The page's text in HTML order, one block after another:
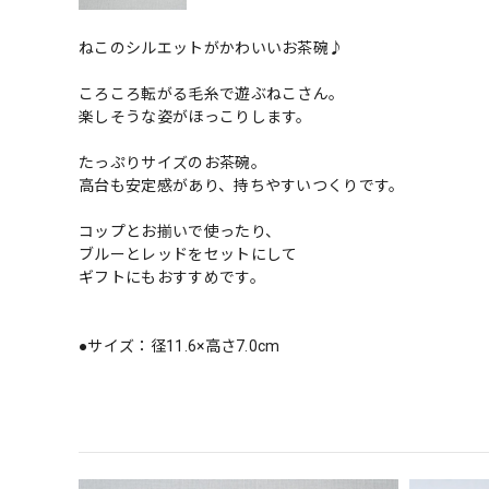
ねこのシルエットがかわいいお茶碗♪
ころころ転がる毛糸で遊ぶねこさん。
楽しそうな姿がほっこりします。
たっぷりサイズのお茶碗。
高台も安定感があり、持ちやすいつくりです。
コップとお揃いで使ったり、
ブルーとレッドをセットにして
ギフトにもおすすめです。
●サイズ：径11.6×高さ7.0cm